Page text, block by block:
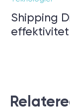
Shipping